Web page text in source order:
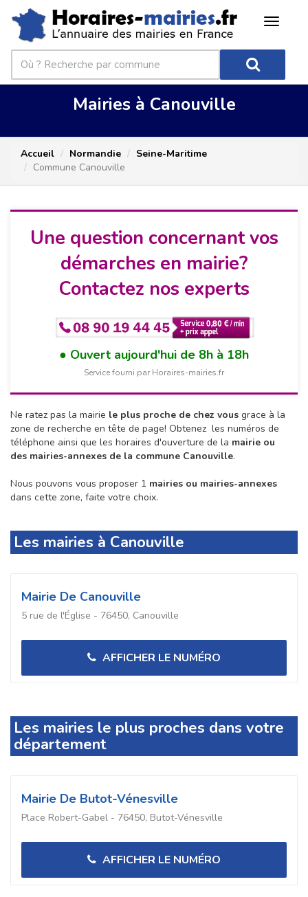
Mairies à Canouville
Accueil Normandie
Seine-Maritime
Commune Canouville
Une question concernant vos
démarches en mairie?
Contactez nos experts
Ouvert aujourd'hui de 8h à 18h
Service fourni par Horaires-mairies.fr
Ne ratez pas la mairie le plus proche de chez vous grace à la
zone de recherche en tête de page! Obtenez les numéros de
téléphone ainsi que les horaires d'ouverture de la mairie ou
des mairies-annexes de la commune Canouville.
Nous pouvons vous proposer 1 mairies ou mairies-annexes
dans cette zone, faite votre choix.
Les mairies à Canouville
Mairie De Canouville
5 rue de l'Église - 76450, Canouville
AFFICHER LE NUMÉRO
Les mairies le plus proches dans votre
département
Mairie De Butot-Vénesville
Place Robert-Gabel - 76450, Butot-Vénesville
AFFICHER LE NUMÉRO